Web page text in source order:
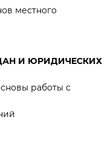
местного
И ЮРИДИЧЕСКИХ
работы с